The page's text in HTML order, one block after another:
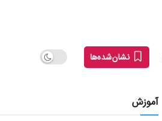
نشان‌شده‌ها
آموزش